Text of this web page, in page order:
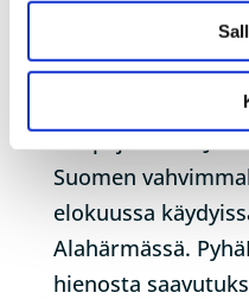
Suomen vahvin
bypyhanet_wp|Sep
Haapajärvinen
Suomen
elokuussa
Alahärmässä.
hienosta